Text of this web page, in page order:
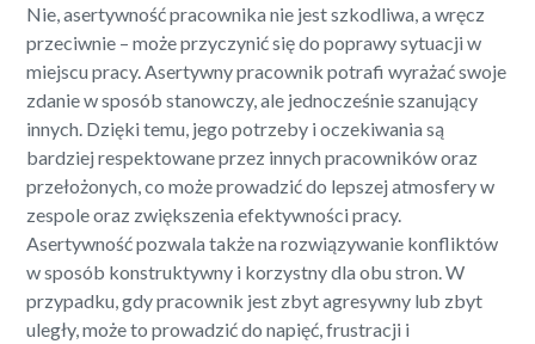
Nie, asertywność pracownika nie jest szkodliwa, a wręcz
przeciwnie – może przyczynić się do poprawy sytuacji w
miejscu pracy. Asertywny pracownik potrafi wyrażać swoje
zdanie w sposób stanowczy, ale jednocześnie szanujący
innych. Dzięki temu, jego potrzeby i oczekiwania są
bardziej respektowane przez innych pracowników oraz
przełożonych, co może prowadzić do lepszej atmosfery w
zespole oraz zwiększenia efektywności pracy.
Asertywność pozwala także na rozwiązywanie konfliktów
w sposób konstruktywny i korzystny dla obu stron. W
przypadku, gdy pracownik jest zbyt agresywny lub zbyt
uległy, może to prowadzić do napięć, frustracji i